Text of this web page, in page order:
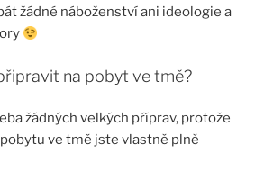
žádné náboženství ani ideologie a
na pobyt ve tmě?
žádných velkých příprav, protože
ve tmě jste vlastně plně